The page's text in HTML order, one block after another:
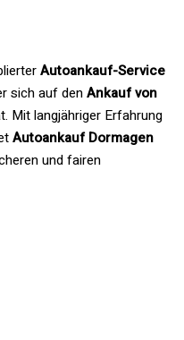
Autoankauf-Service
sich auf denAnkauf von
Mit langjähriger Erfahrung
Autoankauf Dormagen
und fairen